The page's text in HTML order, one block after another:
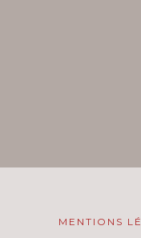
MENTIONS